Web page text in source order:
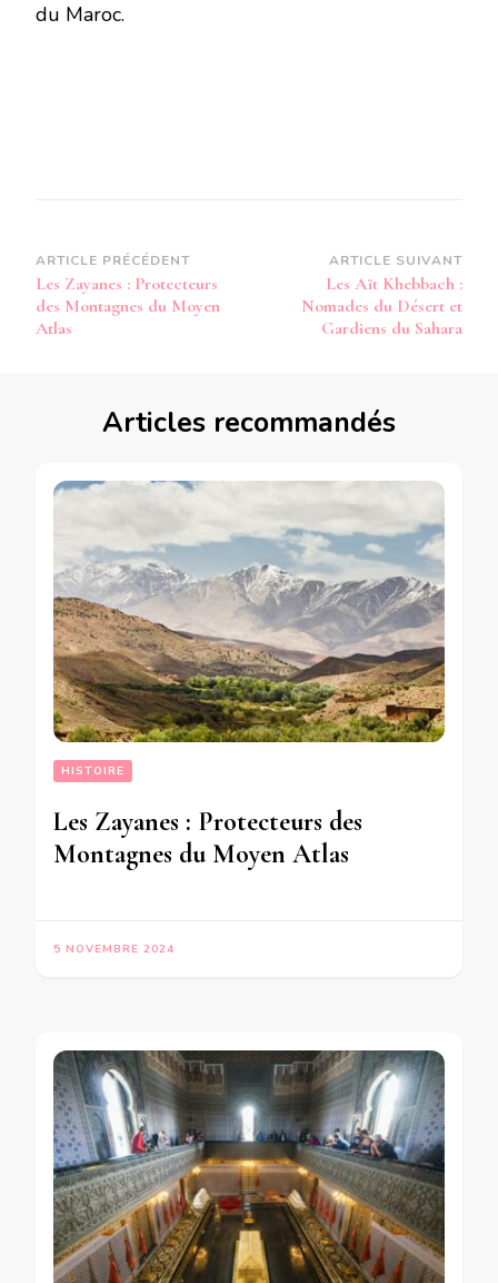
du Maroc.
Navigation
d’article
ARTICLE PRÉCÉDENT
Les Zayanes : Protecteurs
des Montagnes du Moyen
Atlas
ARTICLE SUIVANT
Les Aït Khebbach :
Nomades du Désert et
Gardiens du Sahara
Articles recommandés
HISTOIRE
Les Zayanes : Protecteurs des
Montagnes du Moyen Atlas
5 NOVEMBRE 2024